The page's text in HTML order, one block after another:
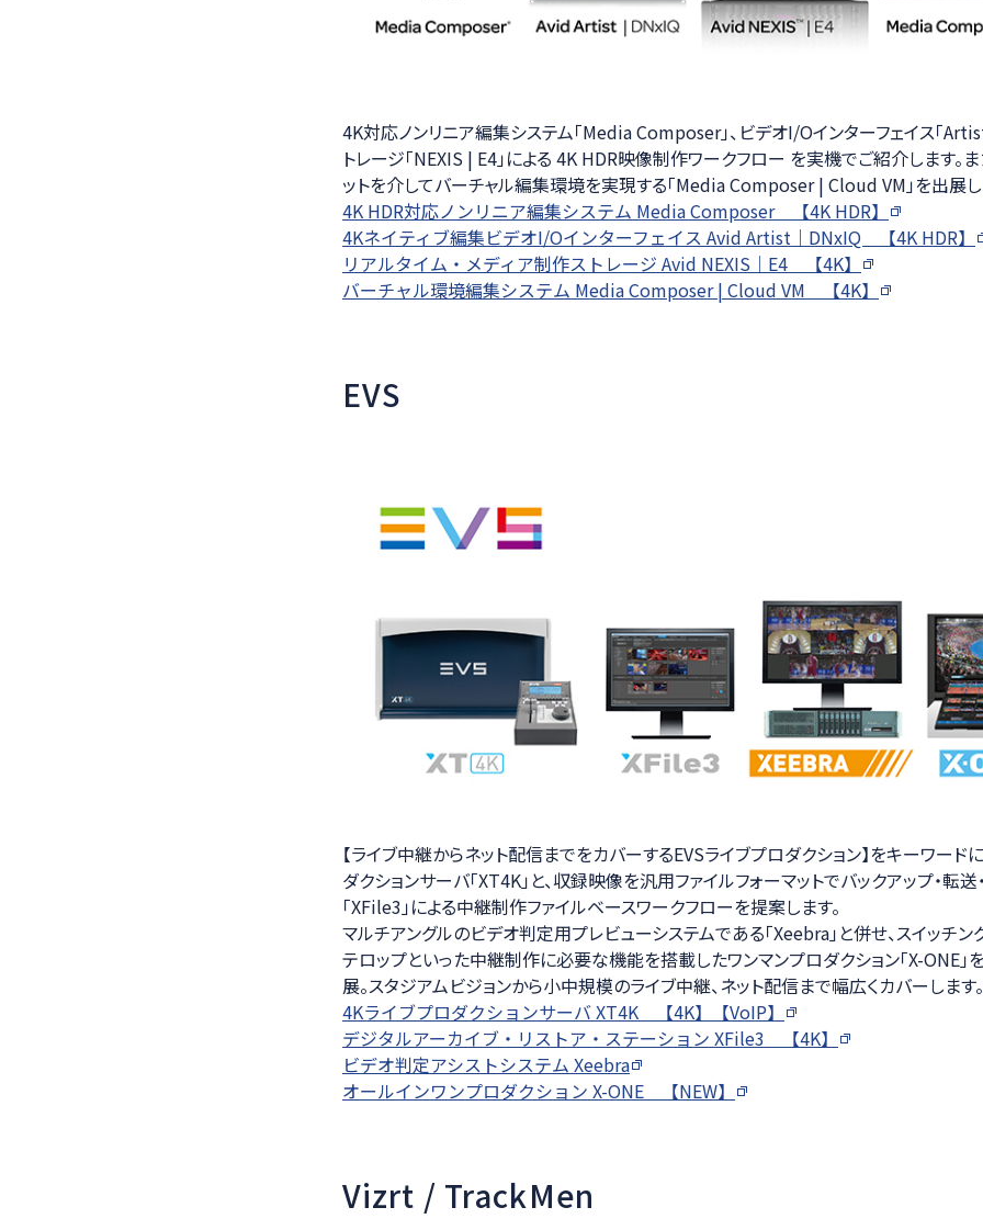
4K対応ノンリニア編集システム「Media Composer」、ビデオI/Oインターフェイス「
トレージ「NEXIS | E4」による 4K HDR映像制作ワークフロー を実機でご紹介します。
ットを介してバーチャル編集環境を実現する「Media Composer | Cloud VM」を出展し
4K HDR対応ノンリニア編集システム Media Composer 【4K HDR】
4Kネイティブ編集ビデオI/Oインターフェイス Avid Artist｜DNxIQ 【4K HDR】
リアルタイム・メディア制作ストレージ Avid NEXIS｜E4 【4K】
バーチャル環境編集システム Media Composer | Cloud VM 【4K】
EVS
【ライブ中継からネット配信までをカバーするEVSライブプロダクション】をキーワード
ダクションサーバ「XT4K」と、収録映像を汎用ファイルフォーマットでバックアップ・転送
「XFile3」による中継制作ファイルベースワークフローを提案します。
マルチアングルのビデオ判定用プレビューシステムである「Xeebra」と併せ、スイッチン
テロップといった中継制作に必要な機能を搭載したワンマンプロダクション「X-ONE」
展。スタジアムビジョンから小中規模のライブ中継、ネット配信まで幅広くカバーします。
4Kライブプロダクションサーバ XT4K 【4K】【VoIP】
デジタルアーカイブ・リストア・ステーション XFile3 【4K】
ビデオ判定アシストシステム Xeebra
オールインワンプロダクション X-ONE 【NEW】
Vizrt / TrackMen